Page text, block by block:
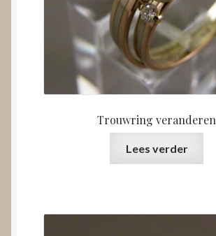
Trouwring veranderen
Lees verder